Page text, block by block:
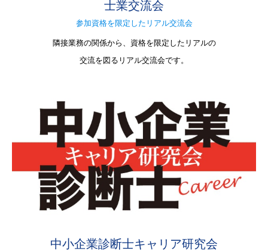
士業交流会
参加資格を限定したリアル交流会
隣接業務の関係から、資格を限定したリアルの
交流を図るリアル交流会です。
中小企業診断士キャリア研究会